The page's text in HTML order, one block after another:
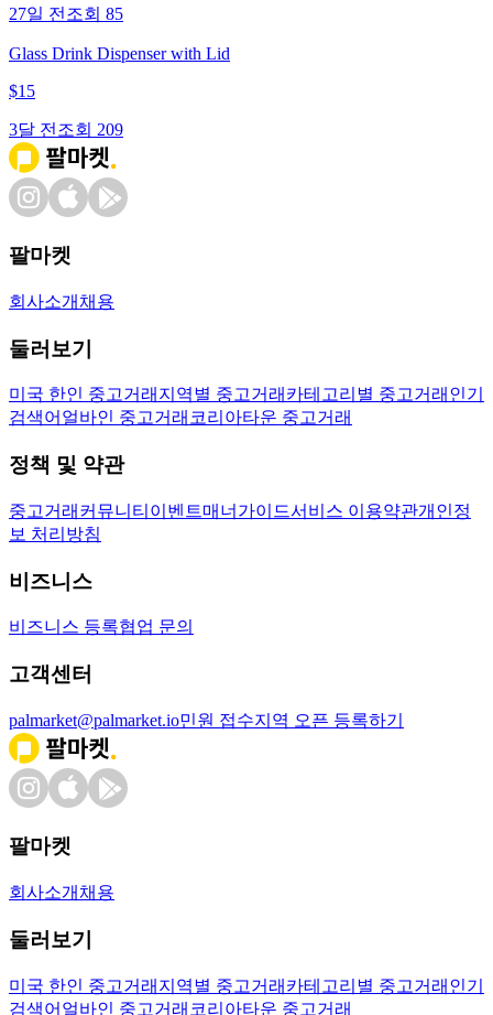
27일 전 조회 85
Glass Drink Dispenser with Lid
$15
3달 전 조회 209
팔마켓
회사소개 채용
둘러보기
미국 한인 중고거래 지역별 중고거래 카테고리별 중고거래 인기
검색어 얼바인 중고거래 코리아타운 중고거래
정책 및 약관
중고거래 커뮤니티 이벤트매너가이드서비스 이용약관개인정
보 처리방침
비즈니스
비즈니스 등록협업 문의
고객센터
palmarket@palmarket.io민원 접수지역 오픈 등록하기
팔마켓
회사소개 채용
둘러보기
미국 한인 중고거래 지역별 중고거래 카테고리별 중고거래 인기
검색어 얼바인 중고거래 코리아타운 중고거래